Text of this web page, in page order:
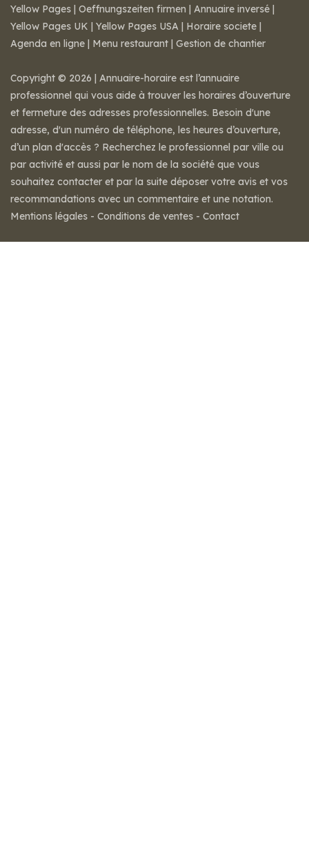
Yellow Pages | Oeffnungszeiten firmen | Annuaire inversé |
Yellow Pages UK | Yellow Pages USA | Horaire societe |
Agenda en ligne | Menu restaurant | Gestion de chantier
Copyright © 2026 | Annuaire-horaire est l’annuaire
professionnel qui vous aide à trouver les horaires d’ouverture
et fermeture des adresses professionnelles. Besoin d'une
adresse, d'un numéro de téléphone, les heures d’ouverture,
d’un plan d'accès ? Recherchez le professionnel par ville ou
par activité et aussi par le nom de la société que vous
souhaitez contacter et par la suite déposer votre avis et vos
recommandations avec un commentaire et une notation.
Mentions légales - Conditions de ventes - Contact